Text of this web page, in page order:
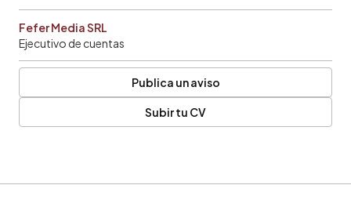
Fefer Media SRL
Ejecutivo de cuentas
Publica un aviso
Subir tu CV